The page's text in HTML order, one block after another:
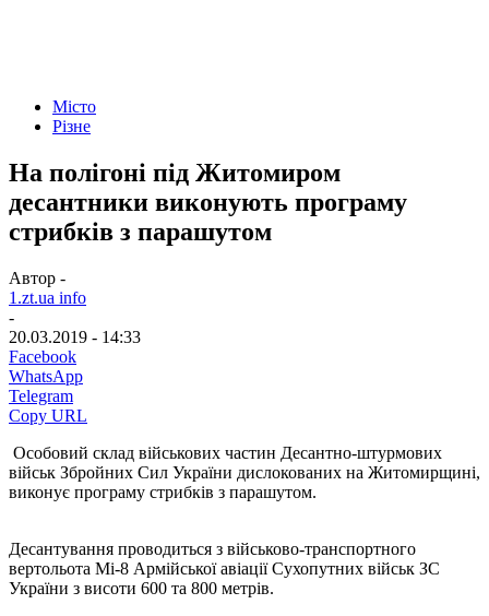
Місто
Різне
На полігоні під Житомиром
десантники виконують програму
стрибків з парашутом
Автор -
1.zt.ua info
-
20.03.2019 - 14:33
Facebook
WhatsApp
Telegram
Copy URL
Особовий склад військових частин Десантно-штурмових
військ Збройних Сил України дислокованих на Житомирщині,
виконує програму стрибків з парашутом.
Десантування проводиться з військово-транспортного
вертольота Мі-8 Армійської авіації Сухопутних військ ЗС
України з висоти 600 та 800 метрів.